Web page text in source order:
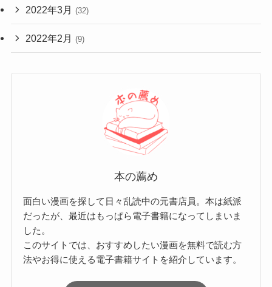
2022年3月 (32)
2022年2月 (9)
本の薦め
面白い漫画を探して日々乱読中の元書店員。本は紙派
だったが、最近はもっぱら電子書籍になってしまいま
した。
このサイトでは、おすすめしたい漫画を無料で読む方
法やお得に使える電子書籍サイトを紹介しています。